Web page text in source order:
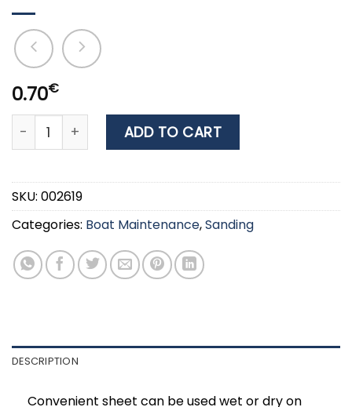
0.70€
401Q SANDING PAPER MICROFINE 138MMX230MM
ADD TO CART
SKU: 002619
Categories: Boat Maintenance,Sanding
DESCRIPTION
Convenient sheet can be used wet or dry on